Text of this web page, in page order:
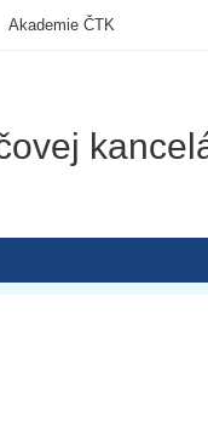
Akademie ČTK